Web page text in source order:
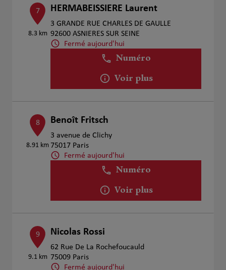
7
8.3 km
HERMABEISSIERE Laurent
3 GRANDE RUE CHARLES DE GAULLE
92600 ASNIERES SUR SEINE
Fermé aujourd'hui
Numéro
Voir plus
8
8.91 km
Benoît Fritsch
3 avenue de Clichy
75017 Paris
Fermé aujourd'hui
Numéro
Voir plus
9
9.1 km
Nicolas Rossi
62 Rue De La Rochefoucauld
75009 Paris
Fermé aujourd'hui